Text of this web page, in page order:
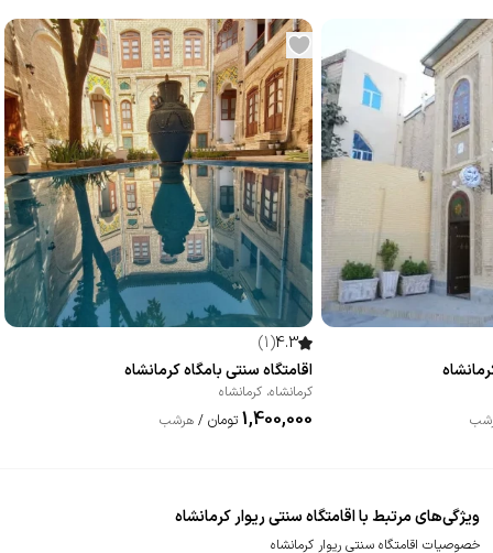
4.3
(
1
)
اقامتگاه سنتی بامگاه کرمانشاه
کرمانشاه، کرمانشاه
1,400,000 تومان / هرشب
ویژگی‌های مرتبط با اقامتگاه سنتی ریوار کرمانشاه
خصوصیات اقامتگاه سنتی ریوار کرمانشاه